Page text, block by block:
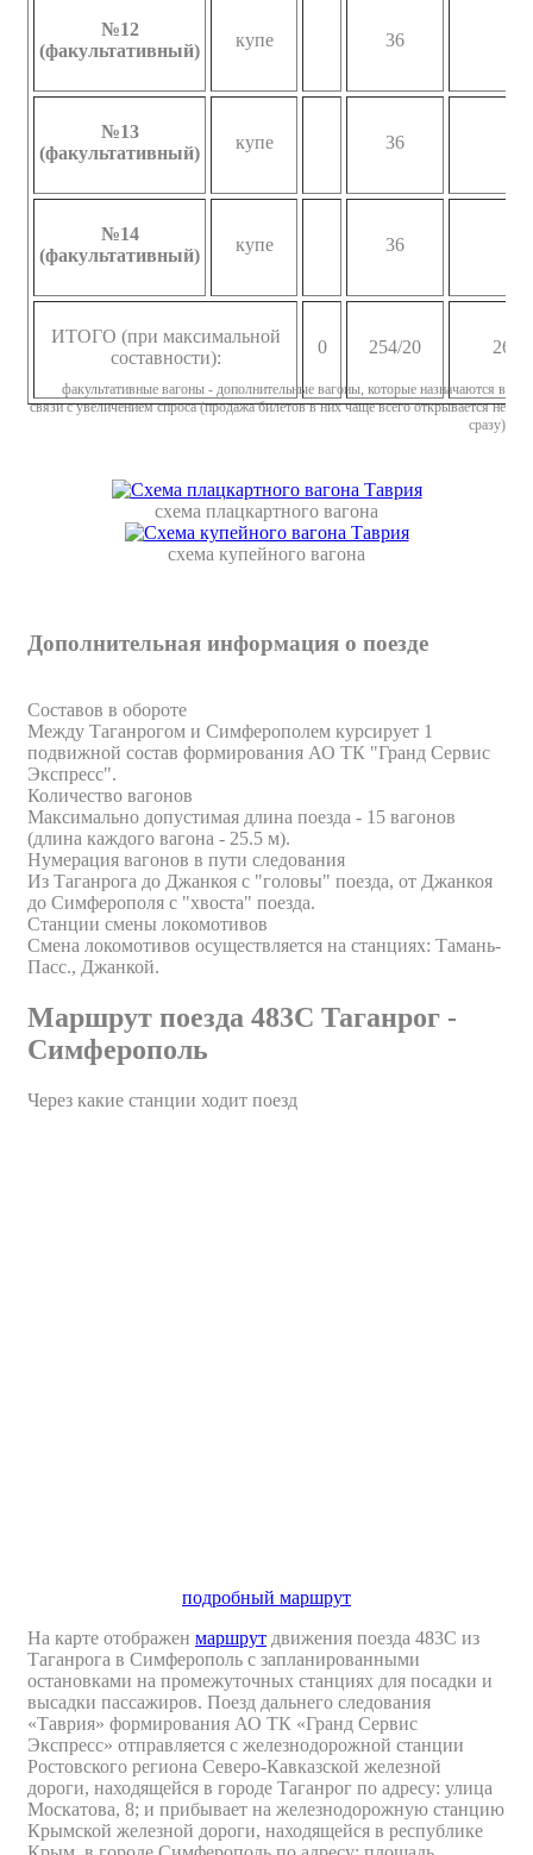
№12
(факультативный)
купе 36
№13
(факультативный)
купе 36
№14
(факультативный)
купе 36
ИТОГО (при максимальной
составности):
0 254/20 266/
факультативные вагоны - дополнительные вагоны, которые назначаются в
связи с увеличением спроса (продажа билетов в них чаще всего открывается не
сразу)
схема плацкартного вагона
схема купейного вагона
Дополнительная информация о поезде
Составов в обороте
Между Таганрогом и Симферополем курсирует 1
подвижной состав формирования АО ТК "Гранд Сервис
Экспресс".
Количество вагонов
Максимально допустимая длина поезда - 15 вагонов
(длина каждого вагона - 25.5 м).
Нумерация вагонов в пути следования
Из Таганрога до Джанкоя с "головы" поезда, от Джанкоя
до Симферополя с "хвоста" поезда.
Станции смены локомотивов
Смена локомотивов осуществляется на станциях: Тамань-
Пасс., Джанкой.
Маршрут поезда 483С Таганрог -
Симферополь
Через какие станции ходит поезд
подробный маршрут
На карте отображен маршрут движения поезда 483С из
Таганрога в Симферополь с запланированными
остановками на промежуточных станциях для посадки и
высадки пассажиров. Поезд дальнего следования
«Таврия» формирования АО ТК «Гранд Сервис
Экспресс» отправляется с железнодорожной станции
Ростовского региона Северо-Кавказской железной
дороги, находящейся в городе Таганрог по адресу: улица
Москатова, 8; и прибывает на железнодорожную станцию
Крымской железной дороги, находящейся в республике